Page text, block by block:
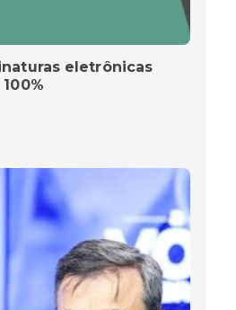
eletrônicas